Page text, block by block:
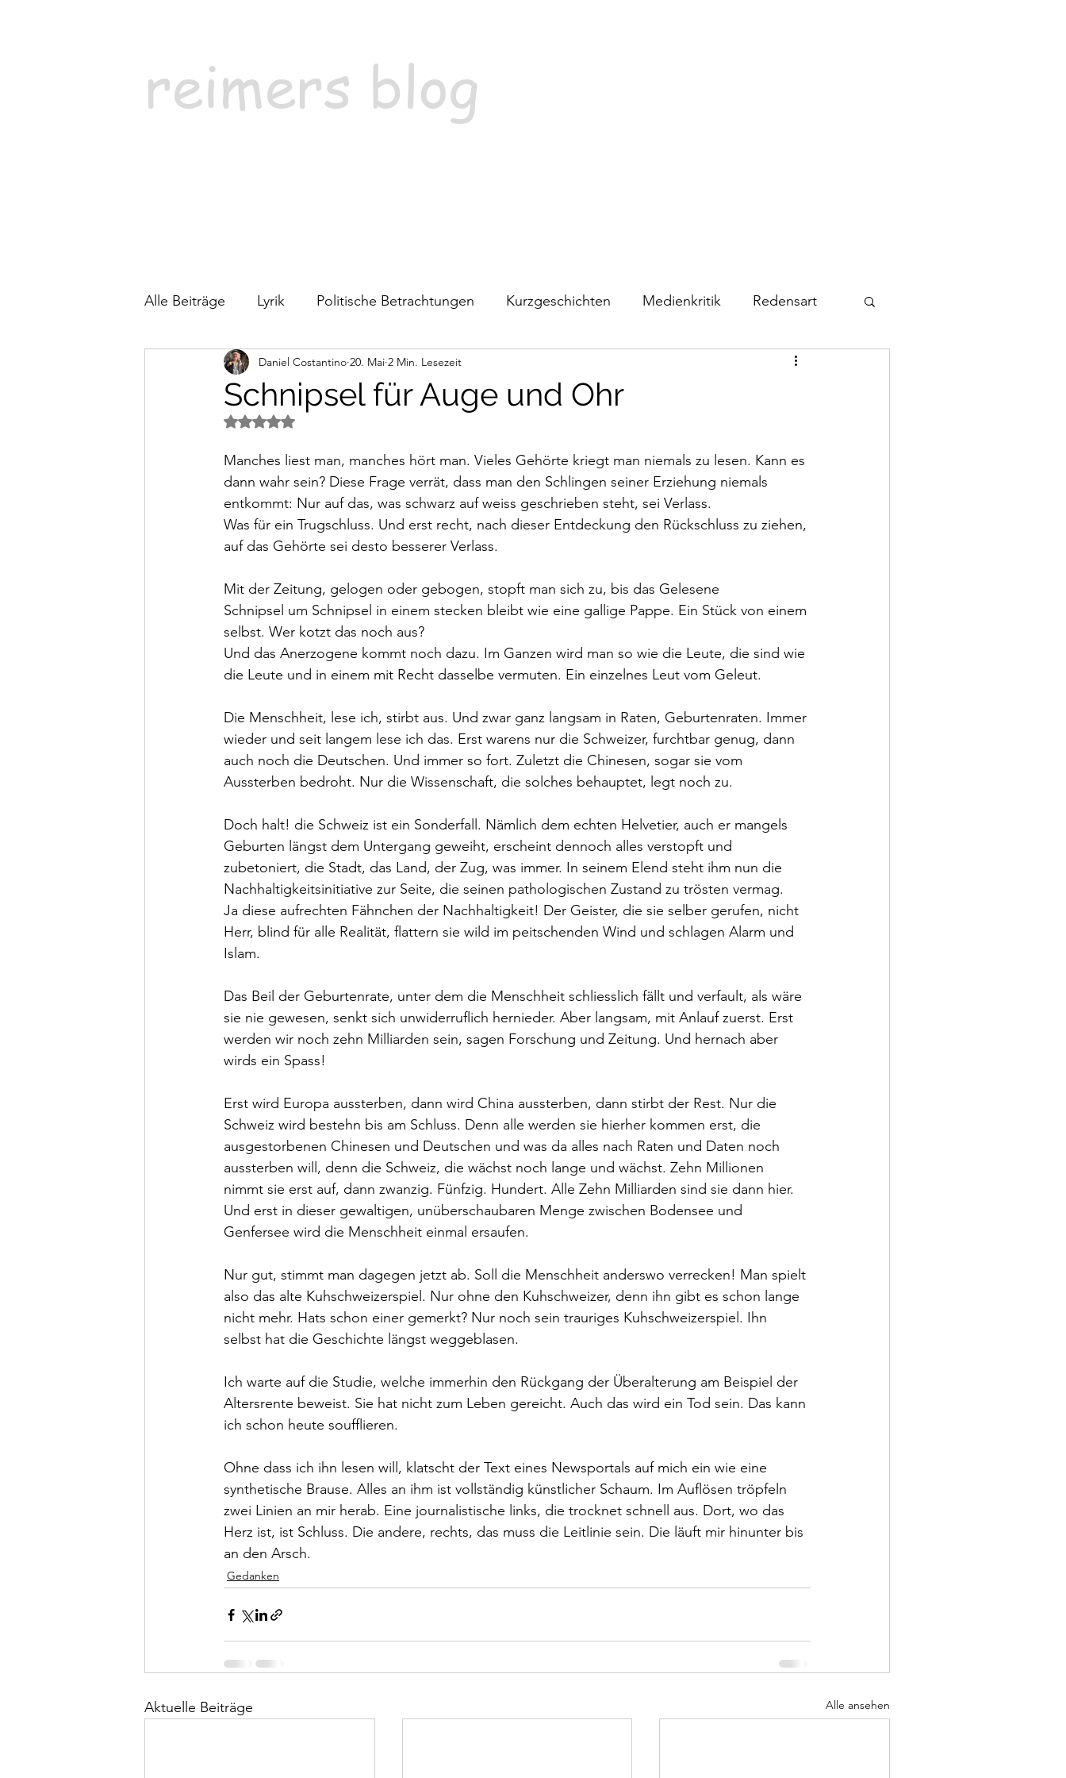
reimers blog
Alle Beiträge Lyrik Politische Betrachtungen Kurzgeschichten Medienkritik Redensart
Alltagsimpressionen Videos Gedanken
Schnipsel für Auge und Ohr
Daniel Costantino 20. Mai 2 Min. Lesezeit
Mit NaN von 5 Sternen bewertet.
Manches liest man, manches hört man. Vieles Gehörte kriegt man niemals zu lesen. Kann es
dann wahr sein? Diese Frage verrät, dass man den Schlingen seiner Erziehung niemals
entkommt: Nur auf das, was schwarz auf weiss geschrieben steht, sei Verlass.
Was für ein Trugschluss. Und erst recht, nach dieser Entdeckung den Rückschluss zu ziehen,
auf das Gehörte sei desto besserer Verlass.
Mit der Zeitung, gelogen oder gebogen, stopft man sich zu, bis das Gelesene
Schnipsel um Schnipsel in einem stecken bleibt wie eine gallige Pappe. Ein Stück von einem
selbst. Wer kotzt das noch aus?
Und das Anerzogene kommt noch dazu. Im Ganzen wird man so wie die Leute, die sind wie
die Leute und in einem mit Recht dasselbe vermuten. Ein einzelnes Leut vom Geleut.
Die Menschheit, lese ich, stirbt aus. Und zwar ganz langsam in Raten, Geburtenraten. Immer
wieder und seit langem lese ich das. Erst warens nur die Schweizer, furchtbar genug, dann
auch noch die Deutschen. Und immer so fort. Zuletzt die Chinesen, sogar sie vom
Aussterben bedroht. Nur die Wissenschaft, die solches behauptet, legt noch zu.
Doch halt! die Schweiz ist ein Sonderfall. Nämlich dem echten Helvetier, auch er mangels
Geburten längst dem Untergang geweiht, erscheint dennoch alles verstopft und
zubetoniert, die Stadt, das Land, der Zug, was immer. In seinem Elend steht ihm nun die
Nachhaltigkeitsinitiative zur Seite, die seinen pathologischen Zustand zu trösten vermag.
Ja diese aufrechten Fähnchen der Nachhaltigkeit! Der Geister, die sie selber gerufen, nicht
Herr, blind für alle Realität, flattern sie wild im peitschenden Wind und schlagen Alarm und
Islam.
Das Beil der Geburtenrate, unter dem die Menschheit schliesslich fällt und verfault, als wäre
sie nie gewesen, senkt sich unwiderruflich hernieder. Aber langsam, mit Anlauf zuerst. Erst
werden wir noch zehn Milliarden sein, sagen Forschung und Zeitung. Und hernach aber
wirds ein Spass!
Erst wird Europa aussterben, dann wird China aussterben, dann stirbt der Rest. Nur die
Schweiz wird bestehn bis am Schluss. Denn alle werden sie hierher kommen erst, die
ausgestorbenen Chinesen und Deutschen und was da alles nach Raten und Daten noch
aussterben will, denn die Schweiz, die wächst noch lange und wächst. Zehn Millionen
nimmt sie erst auf, dann zwanzig. Fünfzig. Hundert. Alle Zehn Milliarden sind sie dann hier.
Und erst in dieser gewaltigen, unüberschaubaren Menge zwischen Bodensee und
Genfersee wird die Menschheit einmal ersaufen.
Nur gut, stimmt man dagegen jetzt ab. Soll die Menschheit anderswo verrecken! Man spielt
also das alte Kuhschweizerspiel. Nur ohne den Kuhschweizer, denn ihn gibt es schon lange
nicht mehr. Hats schon einer gemerkt? Nur noch sein trauriges Kuhschweizerspiel. Ihn
selbst hat die Geschichte längst weggeblasen.
Ich warte auf die Studie, welche immerhin den Rückgang der Überalterung am Beispiel der
Altersrente beweist. Sie hat nicht zum Leben gereicht. Auch das wird ein Tod sein. Das kann
ich schon heute soufflieren.
Ohne dass ich ihn lesen will, klatscht der Text eines Newsportals auf mich ein wie eine
synthetische Brause. Alles an ihm ist vollständig künstlicher Schaum. Im Auflösen tröpfeln
zwei Linien an mir herab. Eine journalistische links, die trocknet schnell aus. Dort, wo das
Herz ist, ist Schluss. Die andere, rechts, das muss die Leitlinie sein. Die läuft mir hinunter bis
an den Arsch.
Gedanken
Aktuelle Beiträge Alle ansehen